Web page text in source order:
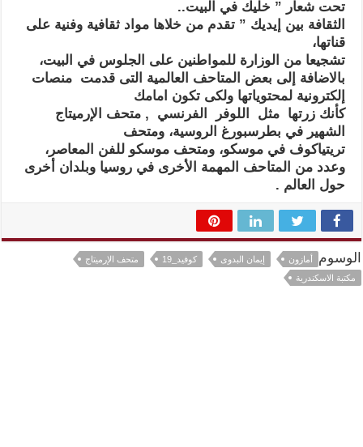
تحت شعار ” خليك في البيت..
الثقافة بين إيديك ” تقدم من خلاها مواد ثقافية وفنية على
قناتها،
تشجيعا من الوزارة للمواطنين على الجلوس في البيت،
بالاضافة إلى بعض المتاحف العالمية التى قدمت منصات
إلكترونية لمحتوياتها ولكى تكون امامك
كأنك زرتها مثل اللوفر الفرنسي , متحف الإرميتاج
الشهير في بطرسبورغ الروسية، ومتحف
تريتياكوف في موسكو، ومتحف موسكو للفن المعاصر،
وعدد من المتاحف المهمة الأخرى في روسيا وبلدان أخرى
حول العالم .
الوسوم أمازون إيمان البدوى كوفيد_19
متحف الإرميتاج
مكتبة الاسكندرية